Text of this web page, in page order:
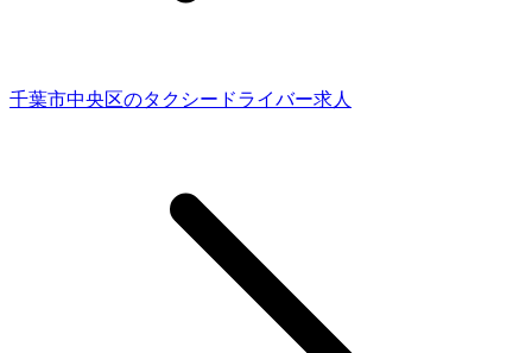
千葉市中央区のタクシードライバー求人